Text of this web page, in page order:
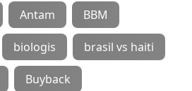
Antam BBM
biologis brasil vs haiti
Buyback